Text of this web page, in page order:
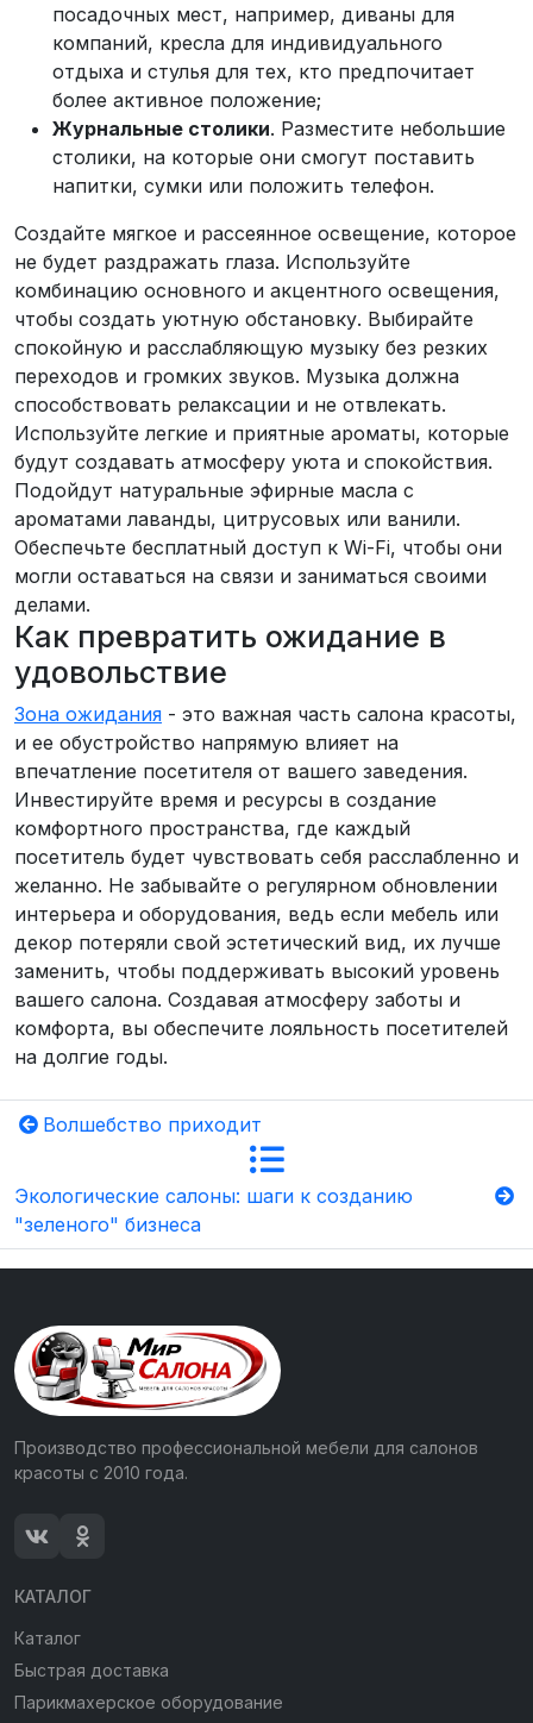
посадочных мест, например, диваны для
компаний, кресла для индивидуального
отдыха и стулья для тех, кто предпочитает
более активное положение;
Журнальные столики. Разместите небольшие
столики, на которые они смогут поставить
напитки, сумки или положить телефон.
Создайте мягкое и рассеянное освещение, которое
не будет раздражать глаза. Используйте
комбинацию основного и акцентного освещения,
чтобы создать уютную обстановку. Выбирайте
спокойную и расслабляющую музыку без резких
переходов и громких звуков. Музыка должна
способствовать релаксации и не отвлекать.
Используйте легкие и приятные ароматы, которые
будут создавать атмосферу уюта и спокойствия.
Подойдут натуральные эфирные масла с
ароматами лаванды, цитрусовых или ванили.
Обеспечьте бесплатный доступ к Wi-Fi, чтобы они
могли оставаться на связи и заниматься своими
делами.
Как превратить ожидание в
удовольствие
Зона ожидания - это важная часть салона красоты,
и ее обустройство напрямую влияет на
впечатление посетителя от вашего заведения.
Инвестируйте время и ресурсы в создание
комфортного пространства, где каждый
посетитель будет чувствовать себя расслабленно и
желанно. Не забывайте о регулярном обновлении
интерьера и оборудования, ведь если мебель или
декор потеряли свой эстетический вид, их лучше
заменить, чтобы поддерживать высокий уровень
вашего салона. Создавая атмосферу заботы и
комфорта, вы обеспечите лояльность посетителей
на долгие годы.
Волшебство приходит
Экологические салоны: шаги к созданию
"зеленого" бизнеса
Производство профессиональной мебели для салонов
красоты с 2010 года.
КАТАЛОГ
Каталог
Быстрая доставка
Парикмахерское оборудование